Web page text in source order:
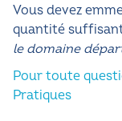
Vous devez
quantité
le domaine
Pour toute
Pratiques